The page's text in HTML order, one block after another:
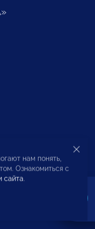
»
нам понять,
Ознакомиться с
сайта.